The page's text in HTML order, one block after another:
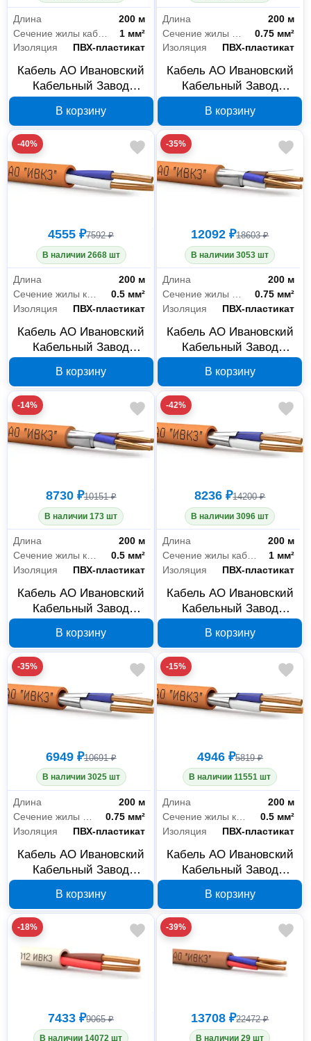
Длина
200 м
1 мм²
Изоляция
ПВХ-пластикат
Кабель АО Ивановский
Кабельный Завод
бухта 200 м 00-
00039255
В корзину
Длина
200 м
0.75 мм²
Изоляция
ПВХ-пластикат
Кабель АО Ивановский
Кабельный Завод
1x2х0,75, бухта 200 м
00-00039254
В корзину
-40%
4555 ₽7592 ₽
В наличии 2668 шт
Длина
200 м
Сечение жилы кабеля
0.5 мм²
Изоляция
ПВХ-пластикат
Кабель АО Ивановский
Кабельный Завод
бухта 200 м 00-
00039261
В корзину
-35%
12092 ₽18603 ₽
В наличии 3053 шт
Длина
200 м
Сечение жилы кабеля
0.75 мм²
Изоляция
ПВХ-пластикат
Кабель АО Ивановский
Кабельный Завод
2x2х0,75, бухта 200 м
00-00039345
В корзину
-14%
8730 ₽10151 ₽
В наличии 173 шт
Длина
200 м
0.5 мм²
Изоляция
ПВХ-пластикат
Кабель АО Ивановский
Кабельный Завод
2x2х0,5, бухта 200 м 00-
00039344
В корзину
-42%
8236 ₽14200 ₽
В наличии 3096 шт
Длина
200 м
Сечение жилы кабеля
1 мм²
Изоляция
ПВХ-пластикат
Кабель АО Ивановский
Кабельный Завод
бухта 200 м 00-
00039339
В корзину
-35%
6949 ₽10691 ₽
В наличии 3025 шт
Длина
200 м
0.75 мм²
Изоляция
ПВХ-пластикат
Кабель АО Ивановский
Кабельный Завод
1x2х0,75, бухта 200 м
00-00039338
В корзину
-15%
4946 ₽5819 ₽
В наличии 11551 шт
Длина
200 м
Сечение жилы кабеля
0.5 мм²
Изоляция
ПВХ-пластикат
Кабель АО Ивановский
Кабельный Завод
1x2х0,5, бухта 200 м 00-
00039337
В корзину
-18%
7433 ₽9065 ₽
В наличии 14072 шт
-39%
13708 ₽22472 ₽
В наличии 29 шт